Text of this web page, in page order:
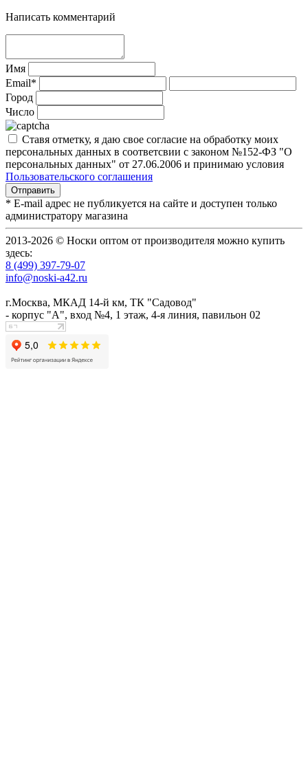
Написать комментарий
Имя
Email*
Город
Число
Ставя отметку, я даю свое согласие на обработку моих
персональных данных в соответсвии с законом №152-ФЗ "О
персональных данных" от 27.06.2006 и принимаю условия
Пользовательского соглашения
* E-mail адрес не публикуется на сайте и доступен только
администратору магазина
2013-2026 © Носки оптом от производителя можно купить
здесь:
8 (499) 397-79-07
info@noski-a42.ru
г.Москва, МКАД 14-й км, ТК "Садовод"
- корпус "А", вход №4, 1 этаж, 4-я линия, павильон 02